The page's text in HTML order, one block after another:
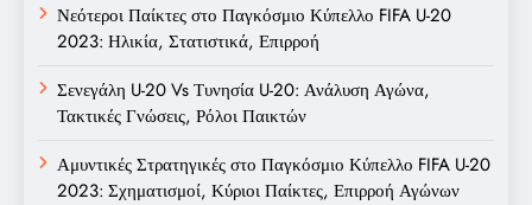
Νεότεροι Παίκτες στο Παγκόσμιο Κύπελλο FIFA U-20
2023: Ηλικία, Στατιστικά, Επιρροή
Σενεγάλη U-20 Vs Τυνησία U-20: Ανάλυση Αγώνα,
Τακτικές Γνώσεις, Ρόλοι Παικτών
Αμυντικές Στρατηγικές στο Παγκόσμιο Κύπελλο FIFA U-20
2023: Σχηματισμοί, Κύριοι Παίκτες, Επιρροή Αγώνων